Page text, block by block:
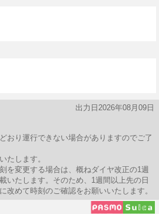
出力日2026年08月09日
り運行できない場合がありますのでご了
します。
を変更する場合は、概ねダイヤ改正の1週
いたします。そのため、1週間以上先の日
改めて時刻のご確認をお願いいたします。